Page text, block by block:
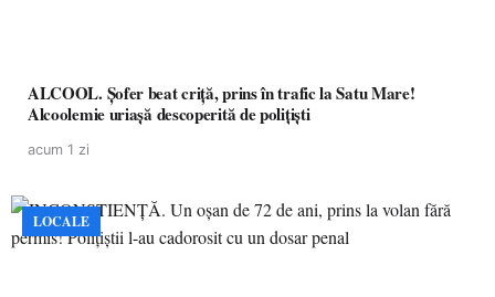
ALCOOL. Șofer beat criță, prins în trafic la Satu Mare!
Alcoolemie uriașă descoperită de polițiști
acum 1 zi
LOCALE